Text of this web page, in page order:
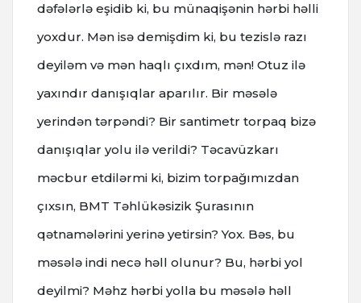
dəfələrlə eşidib ki, bu münaqişənin hərbi həlli
yoxdur. Mən isə demişdim ki, bu tezislə razı
deyiləm və mən haqlı çıxdım, mən! Otuz ilə
yaxındır danışıqlar aparılır. Bir məsələ
yerindən tərpəndi? Bir santimetr torpaq bizə
danışıqlar yolu ilə verildi? Təcavüzkarı
məcbur etdilərmi ki, bizim torpağımızdan
çıxsın, BMT Təhlükəsizik Şurasının
qətnamələrini yerinə yetirsin? Yox. Bəs, bu
məsələ indi necə həll olunur? Bu, hərbi yol
deyilmi? Məhz hərbi yolla bu məsələ həll